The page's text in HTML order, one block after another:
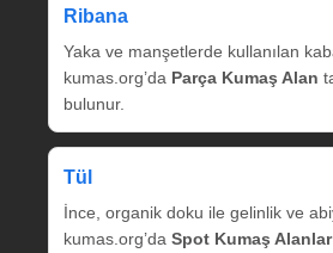
Ribana
Yaka ve manşetlerde kullanılan
kumas.org’da Parça Kumaş Alan
bulunur.
Tül
İnce, organik doku ile gelinlik ve
kumas.org’da Spot Kumaş Alanlar